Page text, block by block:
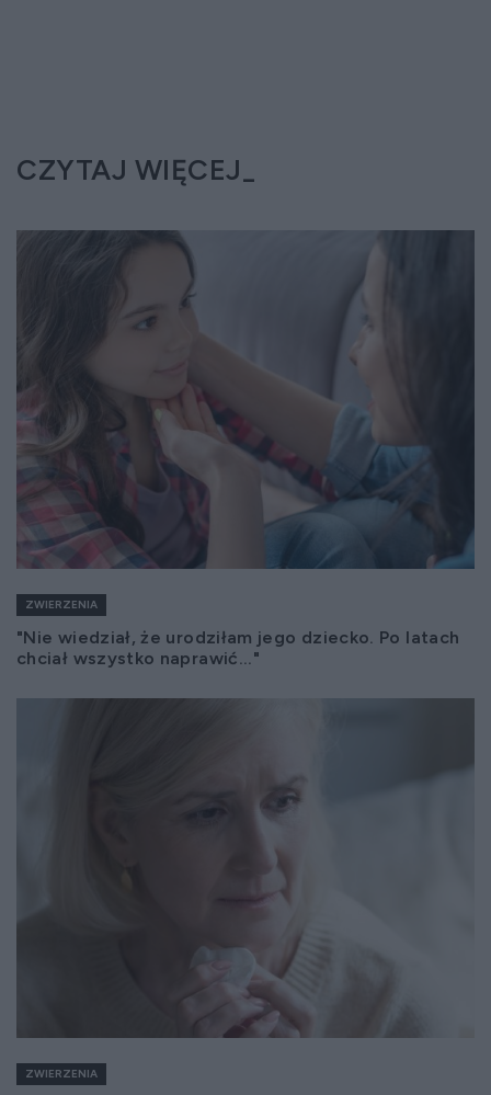
CZYTAJ WIĘCEJ
ZWIERZENIA
"Nie wiedział, że urodziłam jego dziecko. Po latach
chciał wszystko naprawić..."
ZWIERZENIA